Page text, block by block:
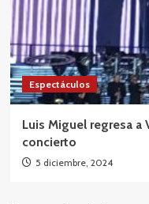
Espectáculos
Luis Miguel regresa a
concierto
5 diciembre, 2024